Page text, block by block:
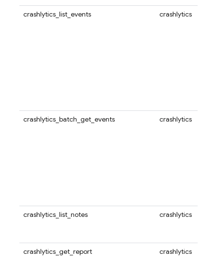
crashlytics_list_events crashlytics
crashlytics_batch_get_events crashlytics
crashlytics_list_notes crashlytics
crashlytics_get_report crashlytics